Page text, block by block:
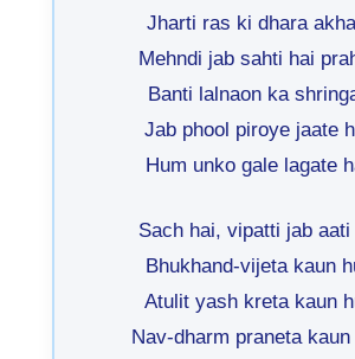
Jharti ras ki dhara
Mehndi jab sahti hai
Banti lalnaon ka
Jab phool piroye jaate
Hum unko gale lagate
Sach hai, vipatti jab aati
Bhukhand-vijeta kaun
Atulit yash kreta kaun
Nav-dharm praneta kaun